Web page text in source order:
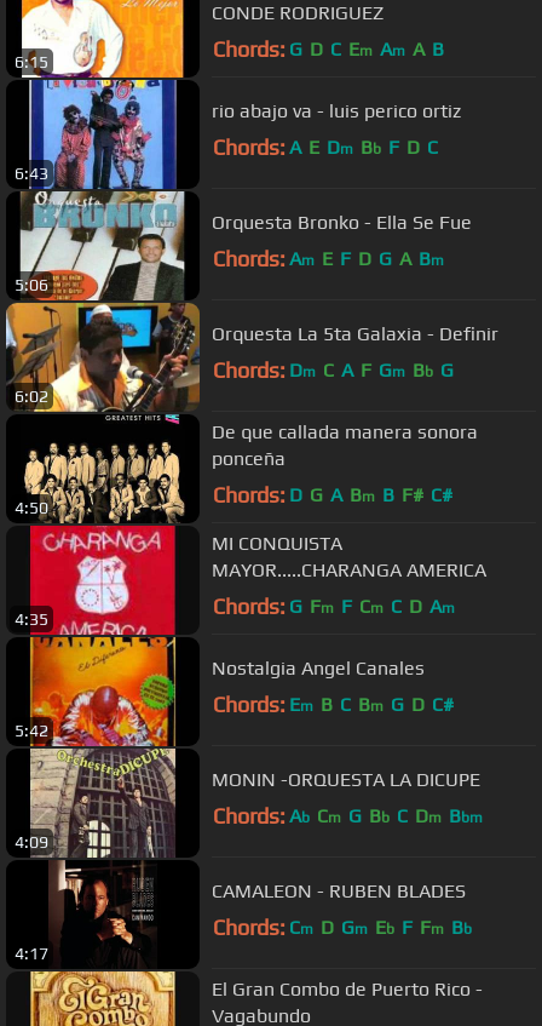
6:15
CONDE RODRIGUEZ
Chords: G D C Em Am A B
6:43
rio abajo va - luis perico ortiz
Chords: A E Dm Bb F D C
5:06
Orquesta Bronko - Ella Se Fue
Chords: Am E F D G A Bm
6:02
Orquesta La 5ta Galaxia - Definir
Chords: Dm C A F Gm Bb G
4:50
De que callada manera sonora
ponceña
Chords: D G A Bm B F# C#
4:35
MI CONQUISTA
MAYOR.....CHARANGA AMERICA
Chords: G Fm F Cm C D Am
5:42
Nostalgia Angel Canales
Chords: Em B C Bm G D C#
4:09
MONIN -ORQUESTA LA DICUPE
Chords: Ab Cm G Bb C Dm Bbm
4:17
CAMALEON - RUBEN BLADES
Chords: Cm D Gm Eb F Fm Bb
El Gran Combo de Puerto Rico -
Vagabundo